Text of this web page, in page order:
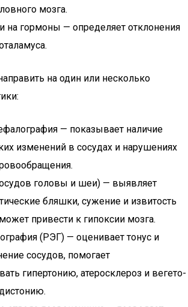
мозга.
на гормоны — определяет отклонения
на один или несколько
— показывает наличие
изменений в сосудах и нарушениях
головы и шеи) — выявляет
бляшки, сужение и извитость
привести к гипоксии мозга.
(РЭГ) — оценивает тонус и
сосудов, помогает
гипертонию, атеросклероз и вегето-